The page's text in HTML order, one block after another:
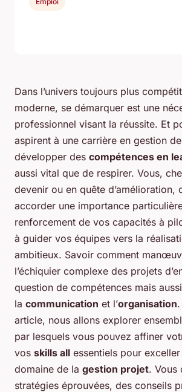
Dans l’univers toujours plus
moderne, se démarquer est une
professionnel visant la réussite. Et
aspirent à une carrière en gestion
développer des compétences en
aussi vital que de respirer. Vous,
devenir ou en quête d’amélioration,
accorder une importance
renforcement de vos capacités à
à guider vos équipes vers la
ambitieux. Savoir comment
l’échiquier complexe des projets
question de compétences mais
la communication et l’organisation
article, nous allons explorer
par lesquels vous pouvez affiner
vos skills all essentiels pour
domaine de la gestion projet. Vous
stratégies éprouvées, des conseils